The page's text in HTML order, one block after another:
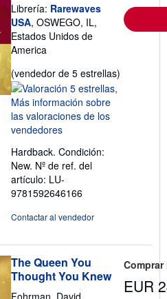
Librería: Rarewaves
USA, OSWEGO, IL,
Estados Unidos de
America
(vendedor de 5 estrellas)
Hardback. Condición:
New. Nº de ref. del
artículo: LU-
9781592646166
Contactar al vendedor
The Queen You
Thought You Knew
Fohrman, David EUR